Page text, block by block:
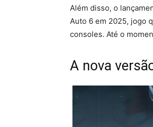
Além disso, o
Auto 6 em 2025, jogo
consoles. Até o
A nova